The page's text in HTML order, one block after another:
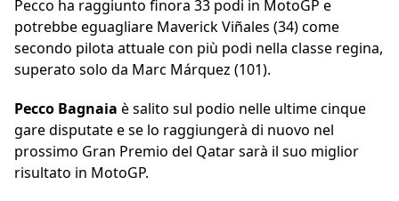
Pecco ha raggiunto finora 33 podi in MotoGP e
potrebbe eguagliare Maverick Viñales (34) come
secondo pilota attuale con più podi nella classe regina,
superato solo da Marc Márquez (101).
Pecco Bagnaia è salito sul podio nelle ultime cinque
gare disputate e se lo raggiungerà di nuovo nel
prossimo Gran Premio del Qatar sarà il suo miglior
risultato in MotoGP.